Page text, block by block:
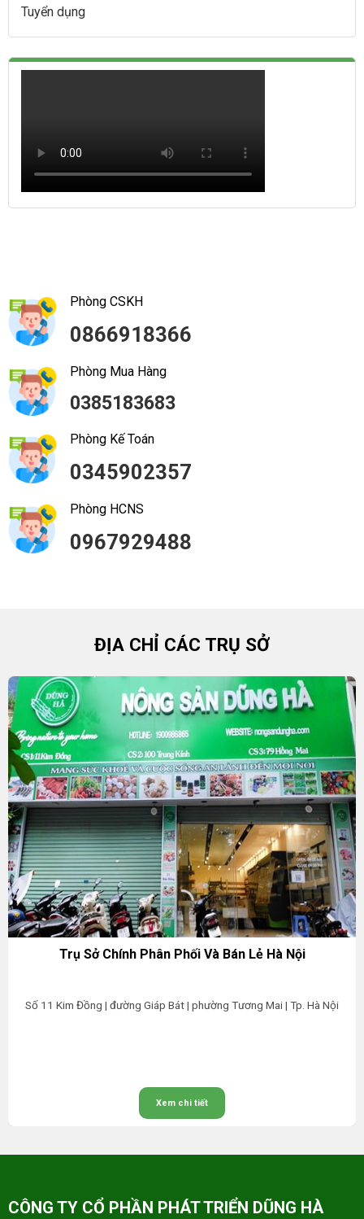
Tuyển dụng
Phòng CSKH
0866918366
Phòng Mua Hàng
0385183683
Phòng Kế Toán
0345902357
Phòng HCNS
0967929488
ĐỊA CHỈ CÁC TRỤ SỞ
Trụ Sở Chính Phân Phối Và Bán Lẻ Hà Nội
Số 11 Kim Đồng | đường Giáp Bát | phường Tương Mai | Tp. Hà Nội
Xem chi tiết
CÔNG TY CỔ PHẦN PHÁT TRIỂN DŨNG HÀ